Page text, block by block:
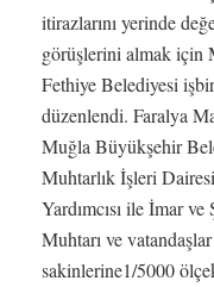
itirazlarını yerinde
görüşlerini almak için
Fethiye Belediyesi
düzenlendi. Faralya
Muğla Büyükşehir
Muhtarlık İşleri
Yardımcısı ile İmar
Muhtarı ve
sakinlerine1/5000